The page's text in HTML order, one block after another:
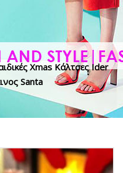
Xmas Κάλτσες Ider
Santa